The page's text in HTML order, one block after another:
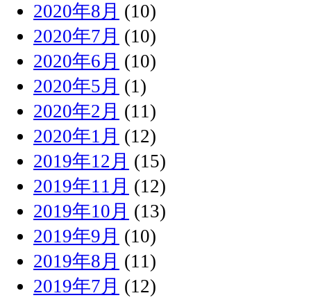
2020年8月 (10)
2020年7月 (10)
2020年6月 (10)
2020年5月 (1)
2020年2月 (11)
2020年1月 (12)
2019年12月 (15)
2019年11月 (12)
2019年10月 (13)
2019年9月 (10)
2019年8月 (11)
2019年7月 (12)